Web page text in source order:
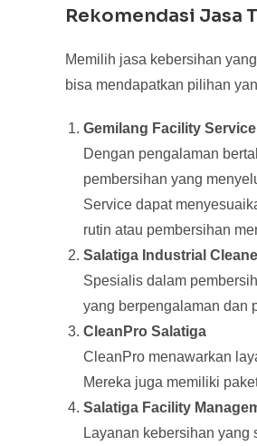
Rekomendasi Jasa
Memilih jasa kebersihan
bisa mendapatkan pilihan
Gemilang Facility Service
Dengan pengalaman
pembersihan yang
Service dapat
rutin atau pembersihan
Salatiga Industrial
Spesialis dalam
yang berpengalaman dan
CleanPro Salatiga
CleanPro menawarkan
Mereka juga memiliki
Salatiga Facility
Layanan kebersihan yang